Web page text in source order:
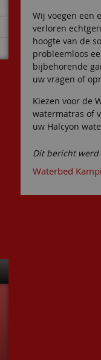
Wij voegen een
verloren
hoogte van de
probleemloos
bijbehorende
uw vragen of
Kiezen voor de
watermatras of
uw Halcyon
Dit bericht
Waterbed